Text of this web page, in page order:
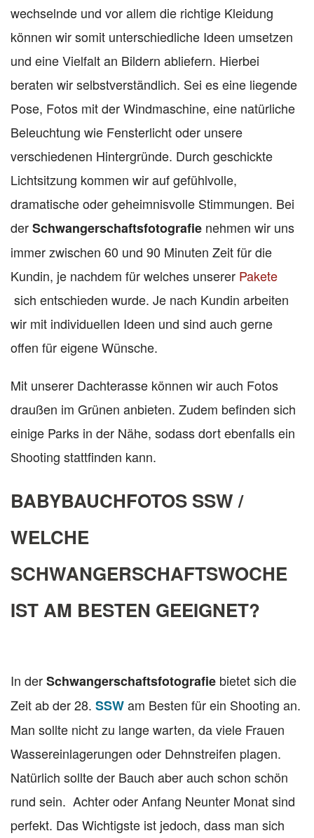
wechselnde und vor allem die richtige Kleidung
können wir somit unterschiedliche Ideen umsetzen
und eine Vielfalt an Bildern abliefern. Hierbei
beraten wir selbstverständlich. Sei es eine liegende
Pose, Fotos mit der Windmaschine, eine natürliche
Beleuchtung wie Fensterlicht oder unsere
verschiedenen Hintergründe. Durch geschickte
Lichtsitzung kommen wir auf gefühlvolle,
dramatische oder geheimnisvolle Stimmungen. Bei
derSchwangerschaftsfotografie nehmen wir uns
immer zwischen 60 und 90 Minuten Zeit für die
Kundin, je nachdem für welches unserer Pakete
sich entschieden wurde. Je nach Kundin arbeiten
wir mit individuellen Ideen und sind auch gerne
offen für eigene Wünsche.
Mit unserer Dachterasse können wir auch Fotos
draußen im Grünen anbieten. Zudem befinden sich
einige Parks in der Nähe, sodass dort ebenfalls ein
Shooting stattfinden kann.
BABYBAUCHFOTOS SSW /
WELCHE
SCHWANGERSCHAFTSWOCHE
IST AM BESTEN GEEIGNET?
In derSchwangerschaftsfotografie bietet sich die
Zeit ab der 28. SSWam Besten für ein Shooting an.
Man sollte nicht zu lange warten, da viele Frauen
Wassereinlagerungen oder Dehnstreifen plagen.
Natürlich sollte der Bauch aber auch schon schön
rund sein. Achter oder Anfang Neunter Monat sind
perfekt. Das Wichtigste ist jedoch, dass man sich